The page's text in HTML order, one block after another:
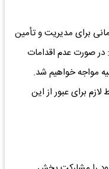
برای مدیریت و تأمین
در صورت عدم اقدامات
مواجه خواهیم شد.
برای عبور از این